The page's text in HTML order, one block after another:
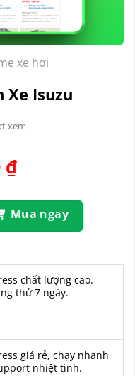
xe hơi
Xe Isuzu
xem
₫.
₫Giá
tại
là:
Mua ngay
chất lượng cao.
thử 7 ngày.
giá rẻ, chạy nhanh
nhiệt tình.